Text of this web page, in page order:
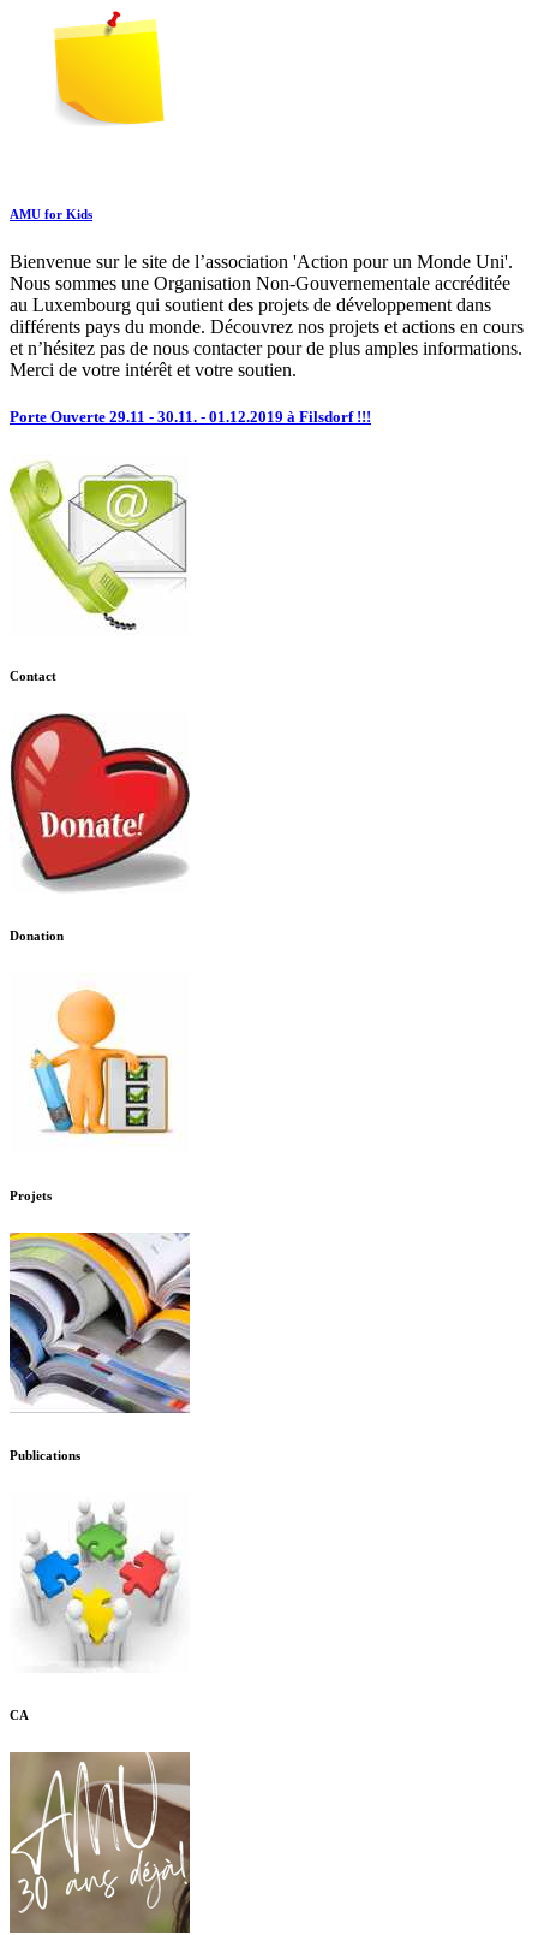
AMU for Kids
Bienvenue sur le site de l’association 'Action pour un Monde Uni'.
Nous sommes une Organisation Non-Gouvernementale accréditée
au Luxembourg qui soutient des projets de développement dans
différents pays du monde. Découvrez nos projets et actions en cours
et n’hésitez pas de nous contacter pour de plus amples informations.
Merci de votre intérêt et votre soutien.
Porte Ouverte 29.11 - 30.11. - 01.12.2019 à Filsdorf !!!
Contact
Donation
Projets
Publications
CA